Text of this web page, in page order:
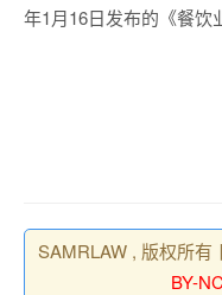
年1月16日发布的《餐饮
SAMRLAW , 版权所有
BY-